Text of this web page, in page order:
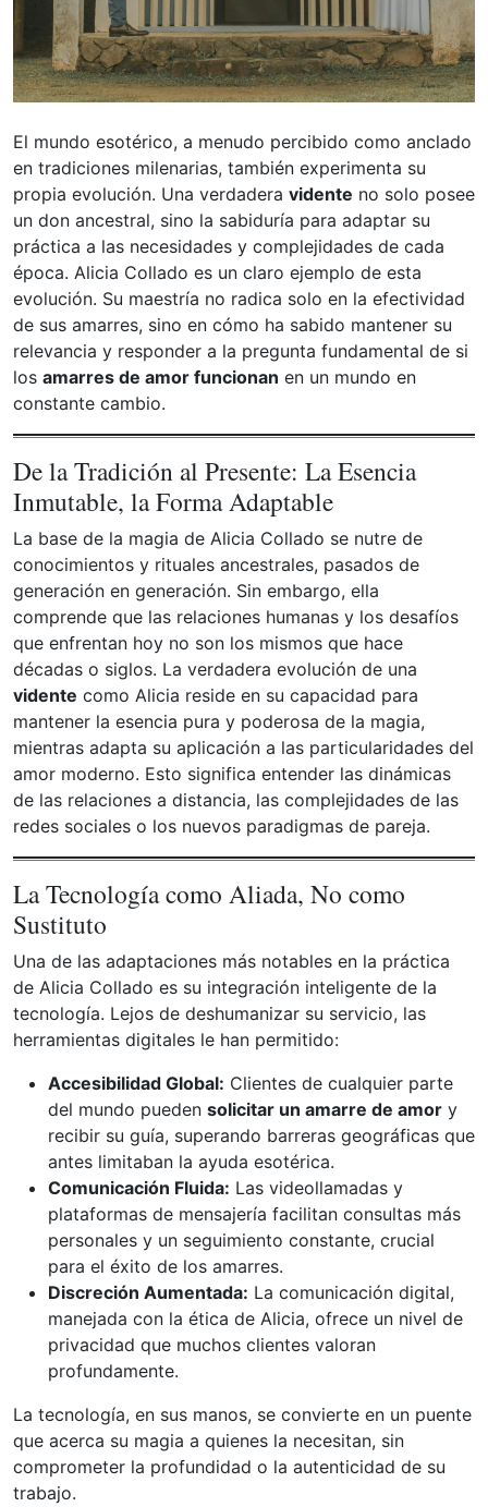
El mundo esotérico, a menudo percibido como anclado
en tradiciones milenarias, también experimenta su
propia evolución. Una verdadera vidente no solo posee
un don ancestral, sino la sabiduría para adaptar su
práctica a las necesidades y complejidades de cada
época. Alicia Collado es un claro ejemplo de esta
evolución. Su maestría no radica solo en la efectividad
de sus amarres, sino en cómo ha sabido mantener su
relevancia y responder a la pregunta fundamental de si
los amarres de amor funcionan en un mundo en
constante cambio.
De la Tradición al Presente: La Esencia
Inmutable, la Forma Adaptable
La base de la magia de Alicia Collado se nutre de
conocimientos y rituales ancestrales, pasados de
generación en generación. Sin embargo, ella
comprende que las relaciones humanas y los desafíos
que enfrentan hoy no son los mismos que hace
décadas o siglos. La verdadera evolución de una
vidente como Alicia reside en su capacidad para
mantener la esencia pura y poderosa de la magia,
mientras adapta su aplicación a las particularidades del
amor moderno. Esto significa entender las dinámicas
de las relaciones a distancia, las complejidades de las
redes sociales o los nuevos paradigmas de pareja.
La Tecnología como Aliada, No como
Sustituto
Una de las adaptaciones más notables en la práctica
de Alicia Collado es su integración inteligente de la
tecnología. Lejos de deshumanizar su servicio, las
herramientas digitales le han permitido:
Accesibilidad Global: Clientes de cualquier parte
del mundo pueden solicitar un amarre de amor y
recibir su guía, superando barreras geográficas que
antes limitaban la ayuda esotérica.
Comunicación Fluida: Las videollamadas y
plataformas de mensajería facilitan consultas más
personales y un seguimiento constante, crucial
para el éxito de los amarres.
Discreción Aumentada: La comunicación digital,
manejada con la ética de Alicia, ofrece un nivel de
privacidad que muchos clientes valoran
profundamente.
La tecnología, en sus manos, se convierte en un puente
que acerca su magia a quienes la necesitan, sin
comprometer la profundidad o la autenticidad de su
trabajo.